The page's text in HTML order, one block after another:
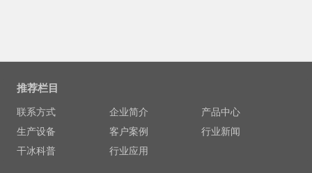
推荐栏目
联系方式 企业简介
产品中心
生产设备
客户案例
行业新闻
干冰科普
行业应用